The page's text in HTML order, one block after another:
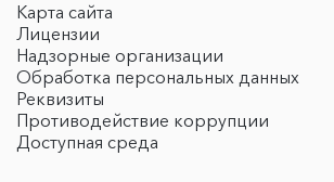
Карта сайта
Лицензии
Надзорные организации
Обработка персональных данных
Реквизиты
Противодействие коррупции
Доступная среда